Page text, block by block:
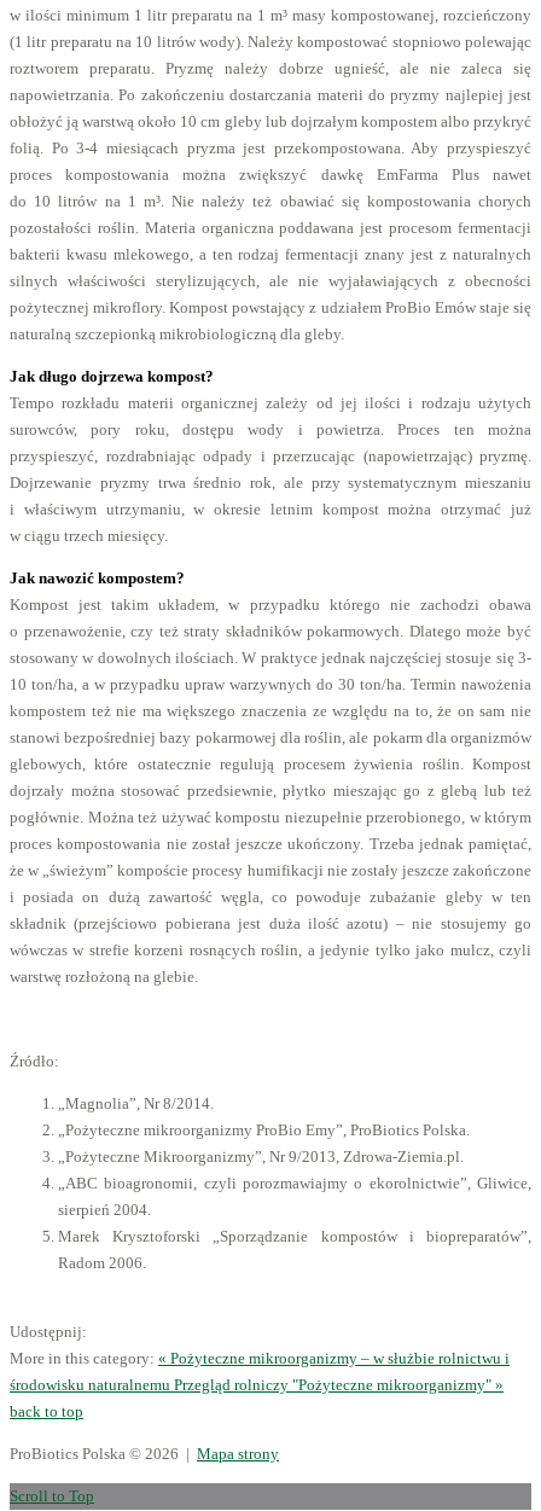
w ilości minimum 1 litr preparatu na 1 m³ masy kompostowanej, rozcieńczony
(1 litr preparatu na 10 litrów wody). Należy kompostować stopniowo polewając
roztworem preparatu. Pryzmę należy dobrze ugnieść, ale nie zaleca się
napowietrzania. Po zakończeniu dostarczania materii do pryzmy najlepiej jest
obłożyć ją warstwą około 10 cm gleby lub dojrzałym kompostem albo przykryć
folią. Po 3-4 miesiącach pryzma jest przekompostowana. Aby przyspieszyć
proces kompostowania można zwiększyć dawkę EmFarma Plus nawet
do 10 litrów na 1 m³. Nie należy też obawiać się kompostowania chorych
pozostałości roślin. Materia organiczna poddawana jest procesom fermentacji
bakterii kwasu mlekowego, a ten rodzaj fermentacji znany jest z naturalnych
silnych właściwości sterylizujących, ale nie wyjaławiających z obecności
pożytecznej mikroflory. Kompost powstający z udziałem ProBio Emów staje się
naturalną szczepionką mikrobiologiczną dla gleby.
Jak długo dojrzewa kompost?
Tempo rozkładu materii organicznej zależy od jej ilości i rodzaju użytych
surowców, pory roku, dostępu wody i powietrza. Proces ten można
przyspieszyć, rozdrabniając odpady i przerzucając (napowietrzając) pryzmę.
Dojrzewanie pryzmy trwa średnio rok, ale przy systematycznym mieszaniu
i właściwym utrzymaniu, w okresie letnim kompost można otrzymać już
w ciągu trzech miesięcy.
Jak nawozić kompostem?
Kompost jest takim układem, w przypadku którego nie zachodzi obawa
o przenawożenie, czy też straty składników pokarmowych. Dlatego może być
stosowany w dowolnych ilościach. W praktyce jednak najczęściej stosuje się 3-
10 ton/ha, a w przypadku upraw warzywnych do 30 ton/ha. Termin nawożenia
kompostem też nie ma większego znaczenia ze względu na to, że on sam nie
stanowi bezpośredniej bazy pokarmowej dla roślin, ale pokarm dla organizmów
glebowych, które ostatecznie regulują procesem żywienia roślin. Kompost
dojrzały można stosować przedsiewnie, płytko mieszając go z glebą lub też
pogłównie. Można też używać kompostu niezupełnie przerobionego, w którym
proces kompostowania nie został jeszcze ukończony. Trzeba jednak pamiętać,
że w „świeżym” kompoście procesy humifikacji nie zostały jeszcze zakończone
i posiada on dużą zawartość węgla, co powoduje zubażanie gleby w ten
składnik (przejściowo pobierana jest duża ilość azotu) – nie stosujemy go
wówczas w strefie korzeni rosnących roślin, a jedynie tylko jako mulcz, czyli
warstwę rozłożoną na glebie.
Źródło:
„Magnolia”, Nr 8/2014.
„Pożyteczne mikroorganizmy ProBio Emy”, ProBiotics Polska.
„Pożyteczne Mikroorganizmy”, Nr 9/2013, Zdrowa-Ziemia.pl.
„ABC bioagronomii, czyli porozmawiajmy o ekorolnictwie”, Gliwice,
sierpień 2004.
Marek Krysztoforski „Sporządzanie kompostów i biopreparatów”,
Radom 2006.
Udostępnij:
More in this category: « Pożyteczne mikroorganizmy – w służbie rolnictwu i
środowisku naturalnemu Przegląd rolniczy "Pożyteczne mikroorganizmy" »
back to top
ProBiotics Polska © 2026 | Mapa strony
Scroll to Top